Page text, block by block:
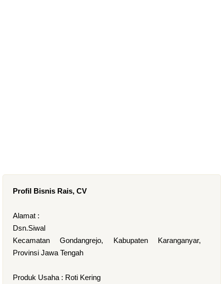
Profil Bisnis Rais, CV
Alamat :
Dsn.Siwal
Kecamatan Gondangrejo, Kabupaten Karanganyar,
Provinsi Jawa Tengah
Produk Usaha : Roti Kering